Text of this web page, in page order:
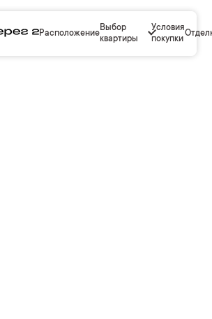
Расположение
Выбор
квартиры
Условия
покупки